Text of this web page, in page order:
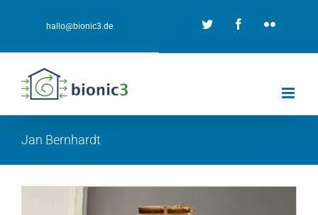
springen
hallo@bionic3.de Twitter FacebookFlickr
Jan Bernhardt